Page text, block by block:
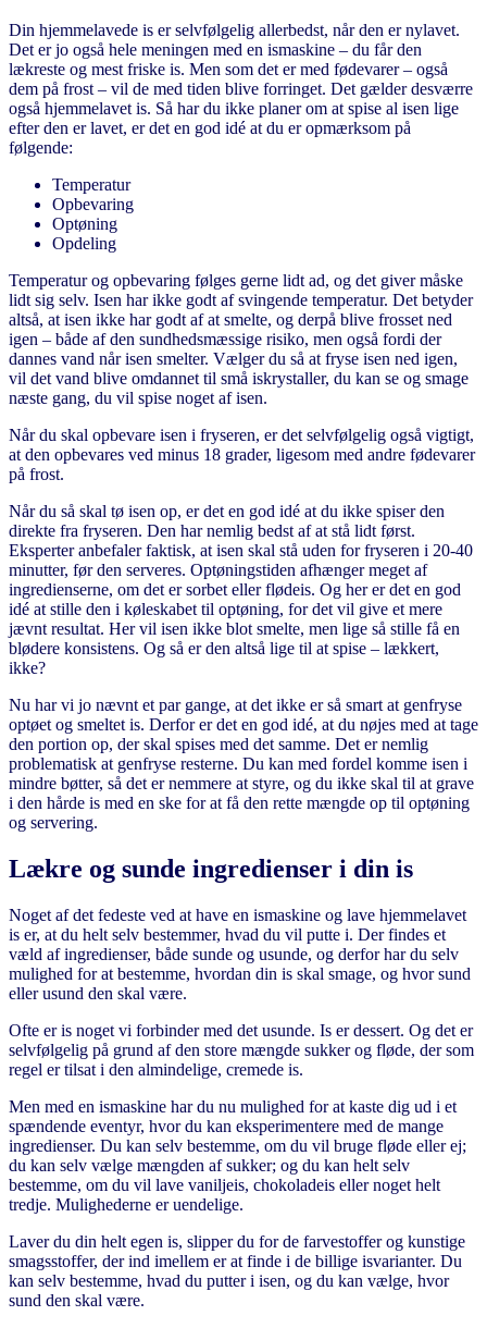
Din hjemmelavede is er selvfølgelig allerbedst, når den er nylavet.
Det er jo også hele meningen med en ismaskine – du får den
lækreste og mest friske is. Men som det er med fødevarer – også
dem på frost – vil de med tiden blive forringet. Det gælder desværre
også hjemmelavet is. Så har du ikke planer om at spise al isen lige
efter den er lavet, er det en god idé at du er opmærksom på
følgende:
Temperatur
Opbevaring
Optøning
Opdeling
Temperatur og opbevaring følges gerne lidt ad, og det giver måske
lidt sig selv. Isen har ikke godt af svingende temperatur. Det betyder
altså, at isen ikke har godt af at smelte, og derpå blive frosset ned
igen – både af den sundhedsmæssige risiko, men også fordi der
dannes vand når isen smelter. Vælger du så at fryse isen ned igen,
vil det vand blive omdannet til små iskrystaller, du kan se og smage
næste gang, du vil spise noget af isen.
Når du skal opbevare isen i fryseren, er det selvfølgelig også vigtigt,
at den opbevares ved minus 18 grader, ligesom med andre fødevarer
på frost.
Når du så skal tø isen op, er det en god idé at du ikke spiser den
direkte fra fryseren. Den har nemlig bedst af at stå lidt først.
Eksperter anbefaler faktisk, at isen skal stå uden for fryseren i 20-40
minutter, før den serveres. Optøningstiden afhænger meget af
ingredienserne, om det er sorbet eller flødeis. Og her er det en god
idé at stille den i køleskabet til optøning, for det vil give et mere
jævnt resultat. Her vil isen ikke blot smelte, men lige så stille få en
blødere konsistens. Og så er den altså lige til at spise – lækkert,
ikke?
Nu har vi jo nævnt et par gange, at det ikke er så smart at genfryse
optøet og smeltet is. Derfor er det en god idé, at du nøjes med at tage
den portion op, der skal spises med det samme. Det er nemlig
problematisk at genfryse resterne. Du kan med fordel komme isen i
mindre bøtter, så det er nemmere at styre, og du ikke skal til at grave
i den hårde is med en ske for at få den rette mængde op til optøning
og servering.
Lækre og sunde ingredienser i din is
Noget af det fedeste ved at have en ismaskine og lave hjemmelavet
is er, at du helt selv bestemmer, hvad du vil putte i. Der findes et
væld af ingredienser, både sunde og usunde, og derfor har du selv
mulighed for at bestemme, hvordan din is skal smage, og hvor sund
eller usund den skal være.
Ofte er is noget vi forbinder med det usunde. Is er dessert. Og det er
selvfølgelig på grund af den store mængde sukker og fløde, der som
regel er tilsat i den almindelige, cremede is.
Men med en ismaskine har du nu mulighed for at kaste dig ud i et
spændende eventyr, hvor du kan eksperimentere med de mange
ingredienser. Du kan selv bestemme, om du vil bruge fløde eller ej;
du kan selv vælge mængden af sukker; og du kan helt selv
bestemme, om du vil lave vaniljeis, chokoladeis eller noget helt
tredje. Mulighederne er uendelige.
Laver du din helt egen is, slipper du for de farvestoffer og kunstige
smagsstoffer, der ind imellem er at finde i de billige isvarianter. Du
kan selv bestemme, hvad du putter i isen, og du kan vælge, hvor
sund den skal være.